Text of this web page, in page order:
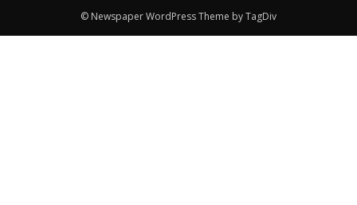
© Newspaper WordPress Theme by TagDiv